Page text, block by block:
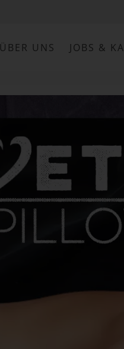
ÜBER UNS JOBS &